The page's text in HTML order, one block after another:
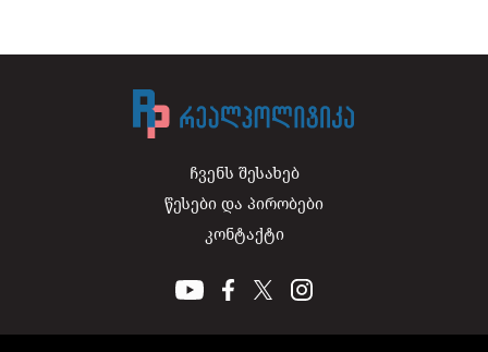
ჩვენს შესახებ
წესები და პირობები
კონტაქტი